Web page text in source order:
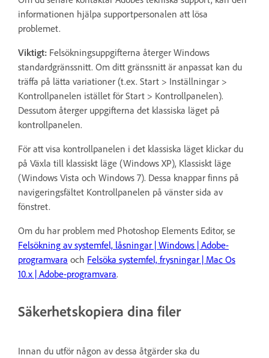
informationen hjälpa supportpersonalen att lösa
problemet.
Viktigt: Felsökningsuppgifterna återger Windows
standardgränssnitt. Om ditt gränssnitt är anpassat kan du
träffa på lätta variationer (t.ex. Start > Inställningar >
Kontrollpanelen istället för Start > Kontrollpanelen).
Dessutom återger uppgifterna det klassiska läget på
kontrollpanelen.
För att visa kontrollpanelen i det klassiska läget klickar du
på Växla till klassiskt läge (Windows XP), Klassiskt läge
(Windows Vista och Windows 7). Dessa knappar finns på
navigeringsfältet Kontrollpanelen på vänster sida av
fönstret.
Om du har problem med Photoshop Elements Editor, se
Felsökning av systemfel, låsningar | Windows | Adobe-
programvara och Felsöka systemfel, frysningar | Mac Os
10.x | Adobe-programvara.
Säkerhetskopiera dina filer
Innan du utför någon av dessa åtgärder ska du